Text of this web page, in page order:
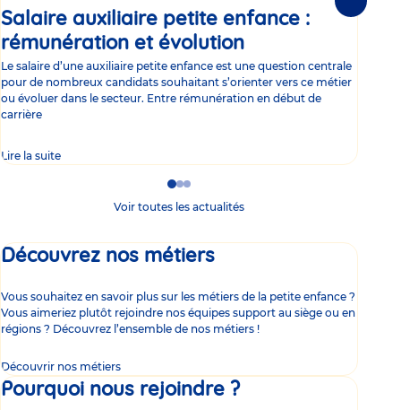
Salaire auxiliaire petite enfance :
rémunération et évolution
Le salaire d’une auxiliaire petite enfance est une question centrale
pour de nombreux candidats souhaitant s’orienter vers ce métier
ou évoluer dans le secteur. Entre rémunération en début de
carrière
Lire la suite
Go
to
Go
to
Go
to
Voir toutes les actualités
Découvrez nos métiers
Vous souhaitez en savoir plus sur les métiers de la petite enfance ?
Vous aimeriez plutôt rejoindre nos équipes support au siège ou en
régions ? Découvrez l’ensemble de nos métiers !
Découvrir nos métiers
Pourquoi nous rejoindre ?